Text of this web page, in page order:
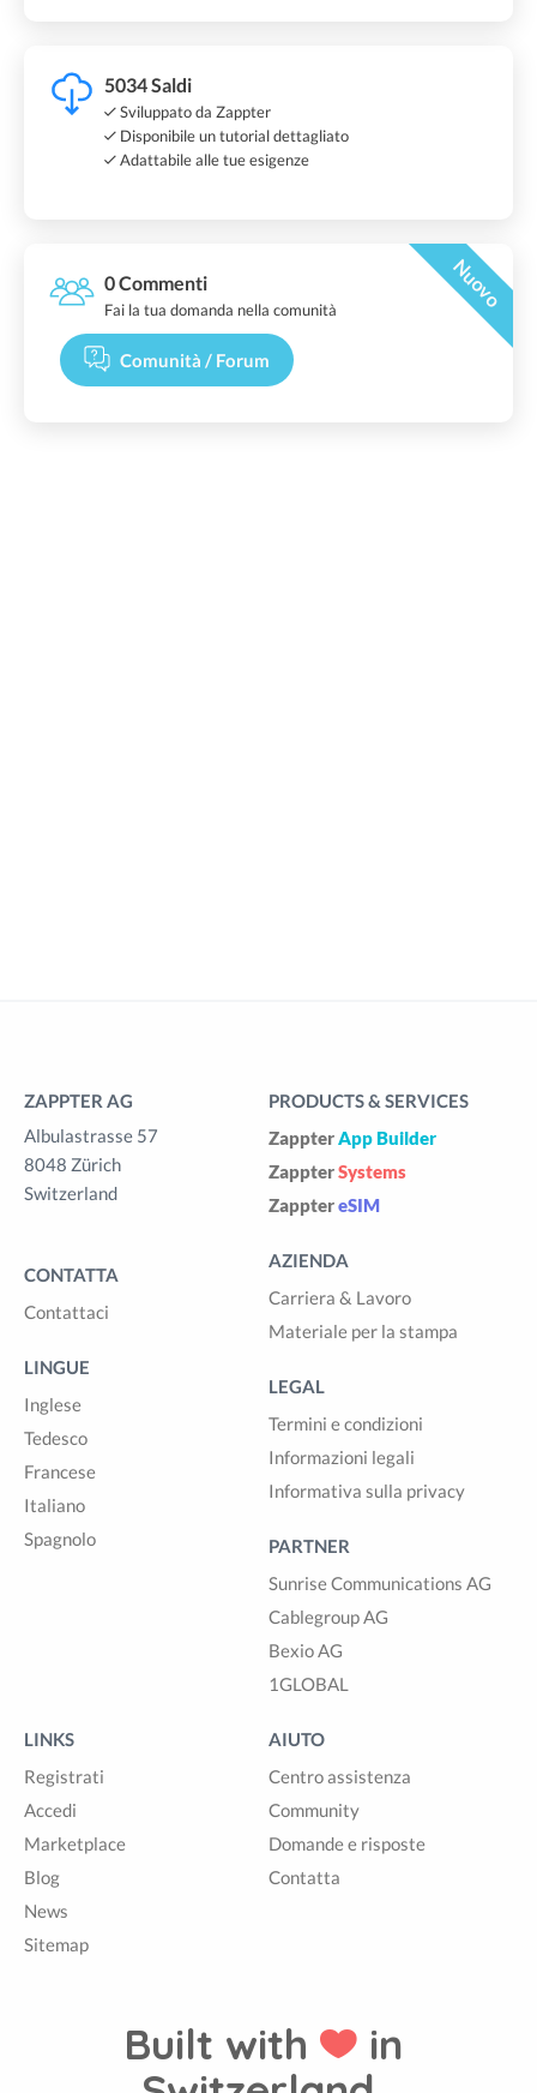
5034 Saldi
Sviluppato da Zappter
Disponibile un tutorial dettagliato
Adattabile alle tue esigenze
0 Commenti Nuovo
Fai la tua domanda nella comunità
Comunità / Forum
ZAPPTER AG
Albulastrasse 57
8048 Zürich
Switzerland
CONTATTA
Contattaci
LINGUE
Inglese
Tedesco
Francese
Italiano
Spagnolo
PRODUCTS & SERVICES
ZappterApp Builder
ZappterSystems
ZapptereSIM
AZIENDA
Carriera & Lavoro
Materiale per la stampa
LEGAL
Termini e condizioni
Informazioni legali
Informativa sulla privacy
PARTNER
Sunrise Communications AG
Cablegroup AG
Bexio AG
1GLOBAL
LINKS
Registrati
Accedi
Marketplace
Blog
News
Sitemap
AIUTO
Centro assistenza
Community
Domande e risposte
Contatta
Built with
in